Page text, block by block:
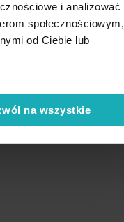
i analizować
społecznościowym,
od Ciebie lub
na wszystkie